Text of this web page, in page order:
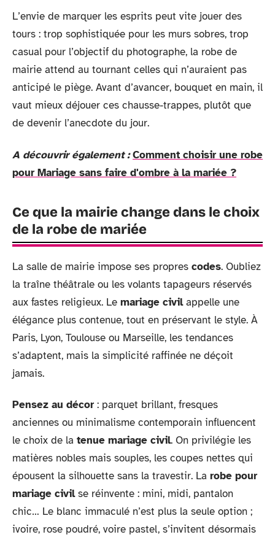
L’envie de marquer les esprits peut vite jouer des
tours : trop sophistiquée pour les murs sobres, trop
casual pour l’objectif du photographe, la robe de
mairie attend au tournant celles qui n’auraient pas
anticipé le piège. Avant d’avancer, bouquet en main, il
vaut mieux déjouer ces chausse-trappes, plutôt que
de devenir l’anecdote du jour.
A découvrir également : Comment choisir une robe
pour Mariage sans faire d'ombre à la mariée ?
Ce que la mairie change dans le choix
de la robe de mariée
La salle de mairie impose ses propres codes. Oubliez
la traîne théâtrale ou les volants tapageurs réservés
aux fastes religieux. Le mariage civilappelle une
élégance plus contenue, tout en préservant le style. À
Paris, Lyon, Toulouse ou Marseille, les tendances
s’adaptent, mais la simplicité raffinée ne déçoit
jamais.
Pensez au décor : parquet brillant, fresques
anciennes ou minimalisme contemporain influencent
le choix de la tenue mariage civil. On privilégie les
matières nobles mais souples, les coupes nettes qui
épousent la silhouette sans la travestir. La robe pour
mariage civilse réinvente : mini, midi, pantalon
chic… Le blanc immaculé n’est plus la seule option ;
ivoire, rose poudré, voire pastel, s’invitent désormais